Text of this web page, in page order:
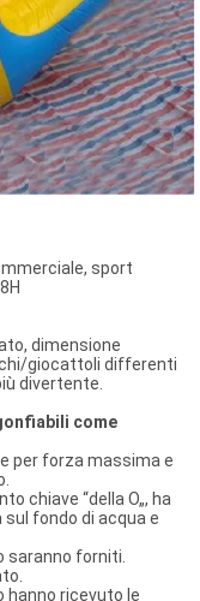
sport
dimensione
giocattoli differenti
divertente.
come
per forza massima e
chiave “della O„, ha
fondo di acqua e
saranno forniti.
hanno ricevuto le